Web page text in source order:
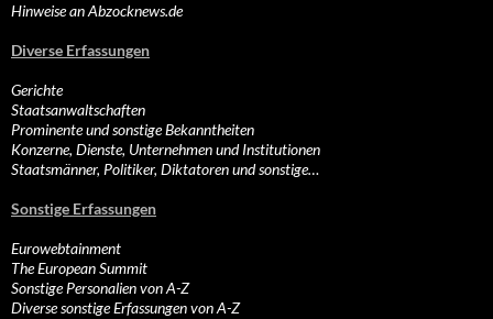
Hinweise an Abzocknews.de
Diverse Erfassungen
Gerichte
Staatsanwaltschaften
Prominente und sonstige Bekanntheiten
Konzerne, Dienste, Unternehmen und Institutionen
Staatsmänner, Politiker, Diktatoren und sonstige…
Sonstige Erfassungen
Eurowebtainment
The European Summit
Sonstige Personalien von A-Z
Diverse sonstige Erfassungen von A-Z